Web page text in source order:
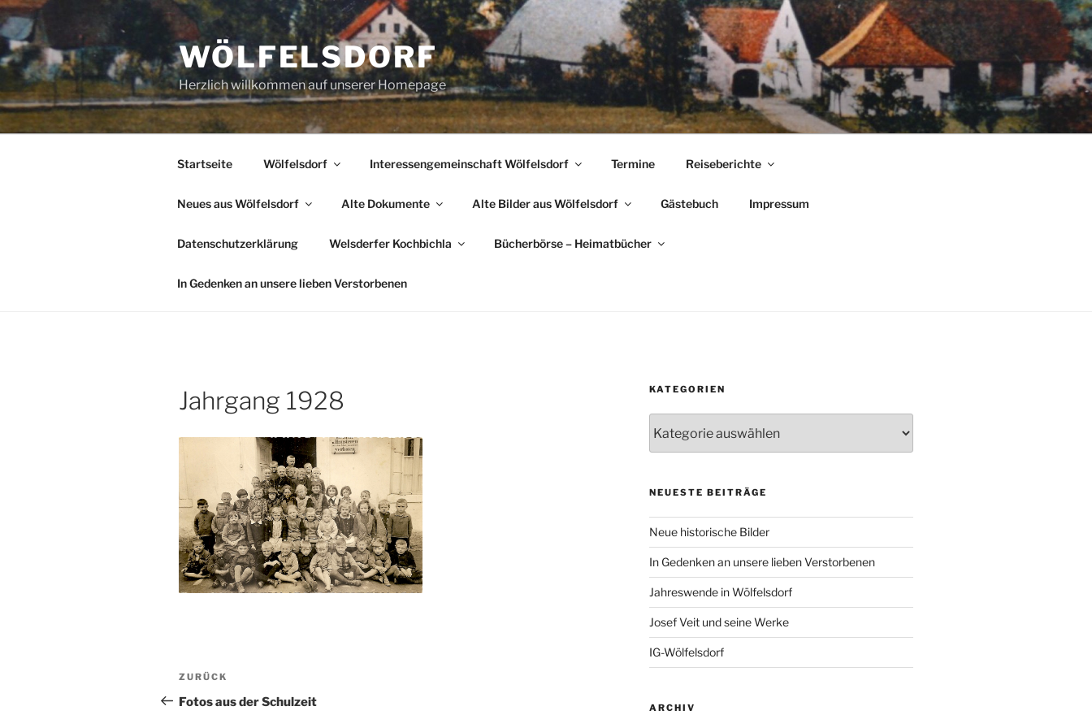
Zum
Inhalt
springen
WÖLFELSDORF
Herzlich willkommen auf unserer Homepage
Startseite Wölfelsdorf Interessengemeinschaft Wölfelsdorf Termine Reiseberichte
Neues aus Wölfelsdorf Alte Dokumente Alte Bilder aus Wölfelsdorf Gästebuch Impressum
Datenschutzerklärung Welsderfer Kochbichla Bücherbörse – Heimatbücher
In Gedenken an unsere lieben Verstorbenen
Jahrgang 1928
Beitragsnavigation
Vorheriger
Beitrag
ZURÜCK
Fotos aus der Schulzeit
KATEGORIEN
NEUESTE BEITRÄGE
Neue historische Bilder
In Gedenken an unsere lieben Verstorbenen
Jahreswende in Wölfelsdorf
Josef Veit und seine Werke
IG-Wölfelsdorf
ARCHIV